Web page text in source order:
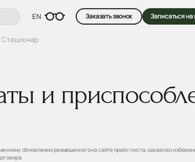
EN Заказать звонок Записаться на
Стационар
и
обновлению размещенного на сайте прайс-листа, однако во